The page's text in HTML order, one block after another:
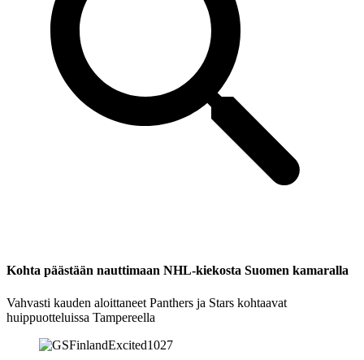
Kohta päästään nauttimaan NHL-kiekosta Suomen kamaralla
Vahvasti kauden aloittaneet Panthers ja Stars kohtaavat
huippuotteluissa Tampereella